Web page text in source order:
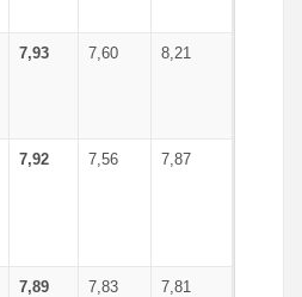
7,93 7,60 8,21
7,92 7,56 7,87
7,89 7,83 7,81